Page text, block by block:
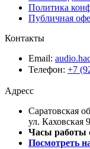
Политика
Публичная
Контакты
Email:
Телефон: +7
Адресс
Саратовская
ул. Каховская
Часы работы
Посмотреть